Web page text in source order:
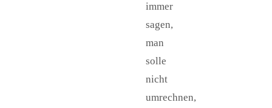
immer
sagen,
man
solle
nicht
umrechnen,